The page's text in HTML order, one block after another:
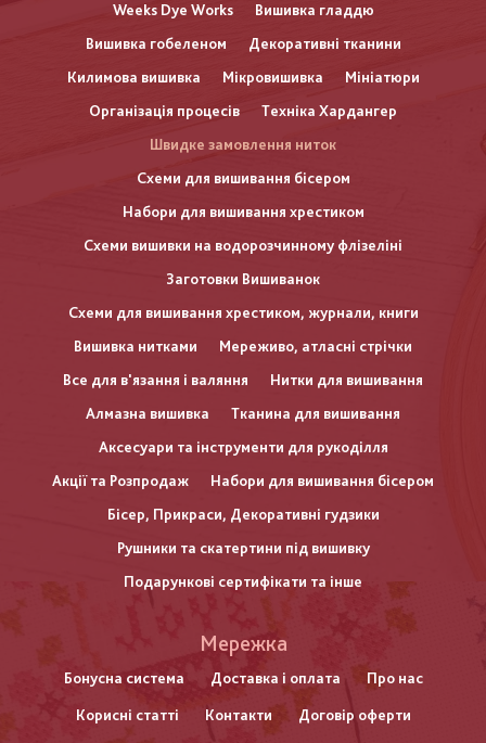
Weeks Dye Works
Вишивка гладдю
Вишивка гобеленом
Декоративні тканини
Килимова вишивка
Мікровишивка
Мініатюри
Організація процесів
Техніка Хардангер
Швидке замовлення ниток
Схеми для вишивання бісером
Набори для вишивання хрестиком
Схеми вишивки на водорозчинному флізеліні
Заготовки Вишиванок
Схеми для вишивання хрестиком, журнали, книги
Вишивка нитками
Мереживо, атласні стрічки
Все для в'язання і валяння
Нитки для вишивання
Алмазна вишивка
Тканина для вишивання
Аксесуари та інструменти для рукоділля
Акції та Розпродаж
Набори для вишивання бісером
Бісер, Прикраси, Декоративні гудзики
Рушники та скатертини під вишивку
Подарункові сертифікати та інше
нижнього
колонтитулу
Мережка
Бонусна система Доставка і оплата Про нас
Корисні статті Контакти Договір оферти